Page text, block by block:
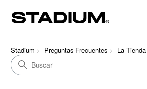
Stadium Preguntas Frecuentes La Tienda